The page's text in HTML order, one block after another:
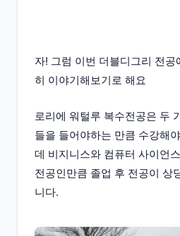
자! 그럼 이번 더블디그리 전공
히 이야기해보기로 해요
로리에 워털루 복수전공은 두
들을 들어야하는 만큼 수강해
데 비지니스와 컴퓨터 사이언
전공인만큼 졸업 후 전공이 상
니다.